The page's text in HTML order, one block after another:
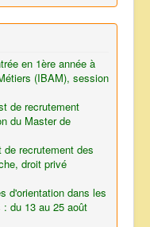
en 1ère année à
(IBAM), session
de recrutement
du Master de
recrutement des
droit privé
d'orientation dans les
du 13 au 25 août